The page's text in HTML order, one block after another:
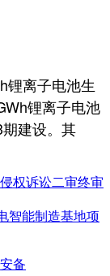
锂离子电池生
锂离子电池
建设。其
权诉讼二审终审
智能制造基地项
备